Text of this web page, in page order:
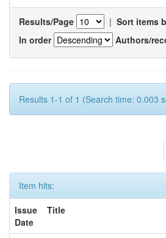
Results/Page | Sort items
In order
Authors/
Results 1-1 of 1 (Search time: 0.003
Item hits:
Issue
Date
Title